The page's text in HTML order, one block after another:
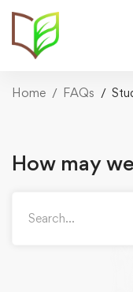
Home FAQs
How may